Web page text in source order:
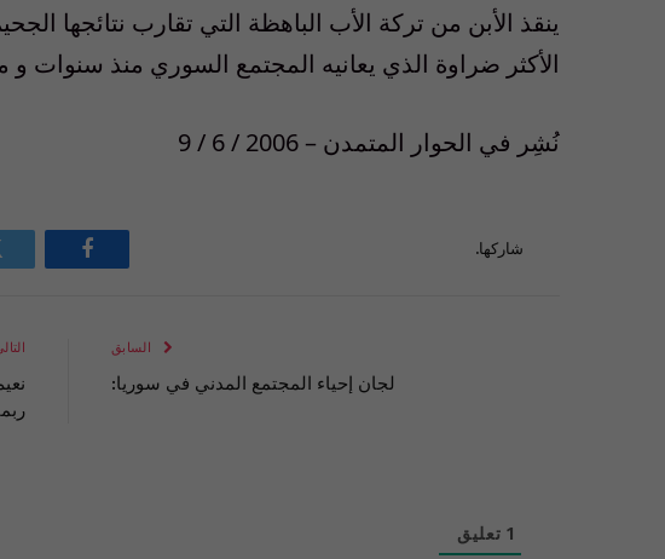
ينقذ الأبن من تركة الأب الباهظة التي تقارب نتائجها
الأكثر ضراوة الذي يعانيه المجتمع السوري منذ سنوات و
نُشِر في الحوار المتمدن – 2006 / 6 / 9
شاركها.
فيسبوك
السابق
لجان إحياء المجتمع المدني في سوريا:
1 تعليق